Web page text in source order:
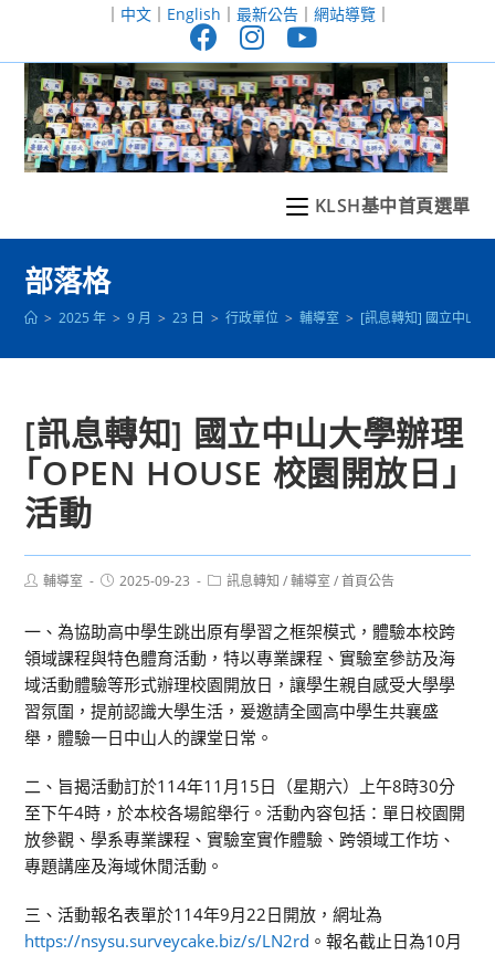
至
｜ 中文｜ English ｜ 最新公告｜ 網站導覽｜
KLSH基中首頁選單
部落格
> 2025 年 > 9 月 > 23 日 > 行政單位 > 輔導室 > [訊息轉知] 國立中山
[訊息轉知] 國立中山大學辦理
｢OPEN HOUSE 校園開放日｣
活動
Post輔導室
Post2025-09-23
Post訊息轉知 / 輔導室 / 首頁公告
一、為協助高中學生跳出原有學習之框架模式，體驗本校跨
領域課程與特色體育活動，特以專業課程、實驗室參訪及海
域活動體驗等形式辦理校園開放日，讓學生親自感受大學學
習氛圍，提前認識大學生活，爰邀請全國高中學生共襄盛
舉，體驗一日中山人的課堂日常。
二、旨揭活動訂於114年11月15日（星期六）上午8時30分
至下午4時，於本校各場館舉行。活動內容包括：單日校園開
放參觀、學系專業課程、實驗室實作體驗、跨領域工作坊、
專題講座及海域休閒活動。
三、活動報名表單於114年9月22日開放，網址為
https://nsysu.surveycake.biz/s/LN2rd 。報名截止日為10月